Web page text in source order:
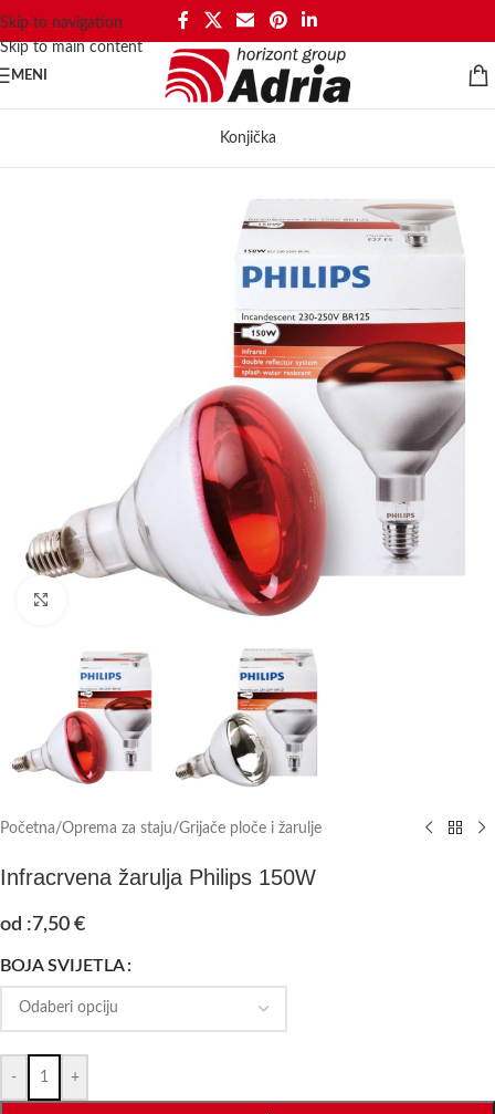
Skip to navigation
Skip to main content
MENI
Konjička
Početna/Oprema za staju/Grijače ploče i žarulje
Infracrvena žarulja Philips 150W
od :7,50 €
BOJA SVIJETLA
- +